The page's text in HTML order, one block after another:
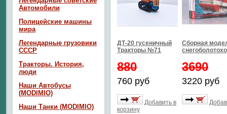
ДТ-20 гусеничный
Тракторы №71
880
760 руб
Добавить в
корзину
Сборная
3690
3220 руб
Автомобили
Полицейские машины
мира
Легендарные грузовики
СССР
Тракторы. История,
люди
Наши Автобусы
(MODIMIO)
Наши Танки (MODIMIO)